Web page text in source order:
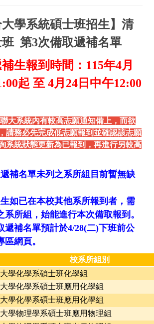
大學系統碩士班招生】清
第3次備取遞補名單
生報到時間： 115年4月
起 至 4月24 日中午12:00
大系統內有較高志願通知備上，而欲
請務必先完成低志願報到並確認該志願
系統狀態更新為已報到，再進行另較高
補名單未列之系所組目前暫無缺
如已在本校其他系所報到者，需
系所組，始能進行本次備取報到。
遞補名單預計於4/28(二)下班前公
網頁。
校系所組別
學化學系碩士班化學組
學化學系碩士班應用化學組
學化學系碩士班應用化學組
學物理學系碩士班應用物理組